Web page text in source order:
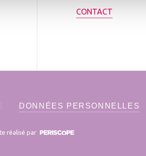
CONTACT
DONNÉES PERSONNELLES
réalisé par